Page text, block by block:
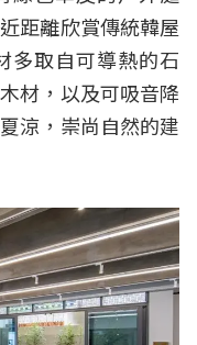
距離欣賞傳統韓屋
多取自可導熱的石
材，以及可吸音降
涼，崇尚自然的建